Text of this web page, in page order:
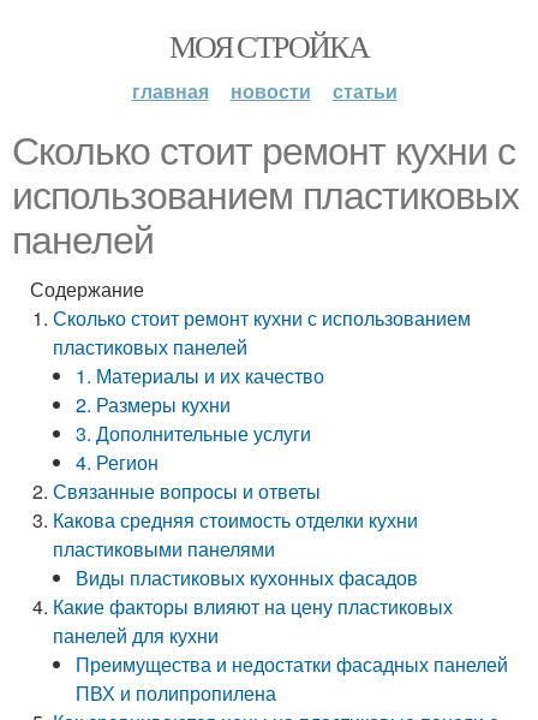
МОЯ СТРОЙКА
главная новости статьи
Сколько стоит ремонт кухни с
использованием пластиковых
панелей
Содержание
Сколько стоит ремонт кухни с использованием
пластиковых панелей
1. Материалы и их качество
2. Размеры кухни
3. Дополнительные услуги
4. Регион
Связанные вопросы и ответы
Какова средняя стоимость отделки кухни
пластиковыми панелями
Виды пластиковых кухонных фасадов
Какие факторы влияют на цену пластиковых
панелей для кухни
Преимущества и недостатки фасадных панелей
ПВХ и полипропилена